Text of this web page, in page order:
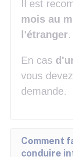
Il est
mois au
l'étranger.
En cas
vous
demande.
Comment
conduire